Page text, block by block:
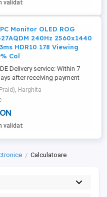
validat
Monitor OLED ROG
240Hz 2560x1440
HDR10 178 Viewing
Col
Delivery service: Within 7
after receiving payment
By container flat rack
RO ship 24-HOURS online
holidays
Harghita
validat
Calculatoare